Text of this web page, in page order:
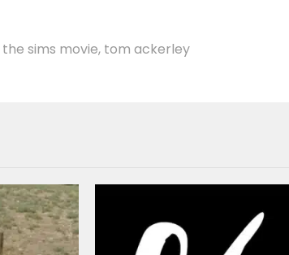
the sims movie, tom ackerley